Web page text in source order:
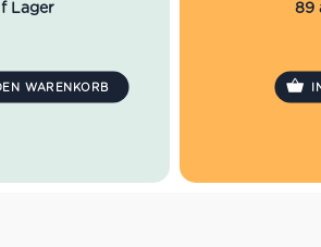
Lager
WARENKORB
bereit, was
89